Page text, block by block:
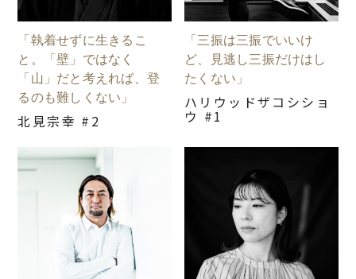
「執着せずに生きるこ
と。「壁」ではなく
「山」だと考えれば、登
るのも難しくない」
北見宗幸 #2
「三振は三振でいいけ
ど、見逃し三振だけはし
たくない」
ハリウッドザコシショ
ウ #1